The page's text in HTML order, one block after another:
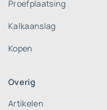
Proefplaatsing
Kalkaanslag
Kopen
Overig
Artikelen